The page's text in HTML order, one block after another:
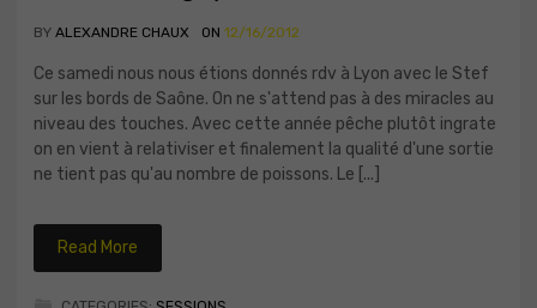
BY ALEXANDRE CHAUX ON 12/16/2012
Ce samedi nous nous étions donnés rdv à Lyon avec le Stef
sur les bords de Saône. On ne s'attend pas à des miracles au
niveau des touches. Avec cette année pêche plutôt ingrate
on en vient à relativiser et finalement la qualité d'une sortie
ne tient pas qu'au nombre de poissons. Le [...]
Read More